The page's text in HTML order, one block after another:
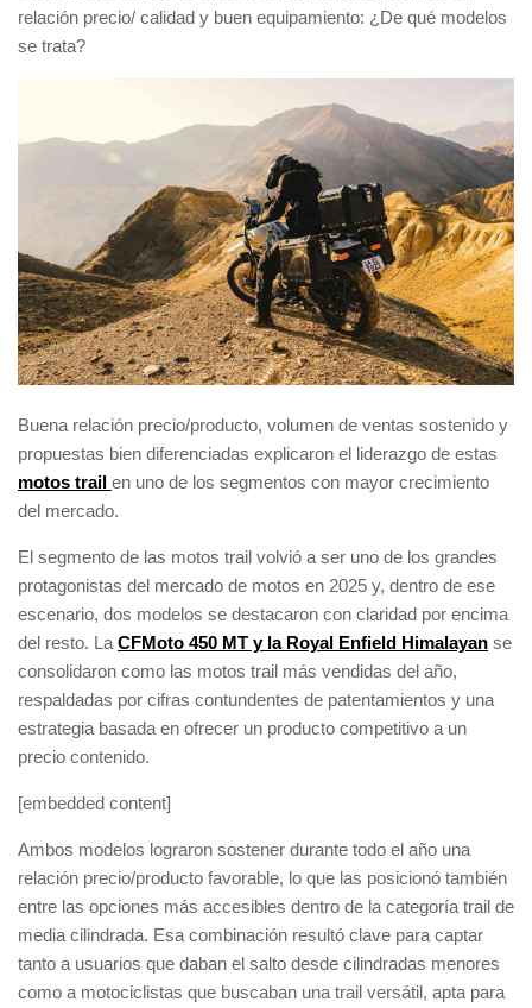
relación precio/ calidad y buen equipamiento: ¿De qué modelos
se trata?
Buena relación precio/producto, volumen de ventas sostenido y
propuestas bien diferenciadas explicaron el liderazgo de estas
motos trail en uno de los segmentos con mayor crecimiento
del mercado.
El segmento de las motos trail volvió a ser uno de los grandes
protagonistas del mercado de motos en 2025 y, dentro de ese
escenario, dos modelos se destacaron con claridad por encima
del resto. La CFMoto 450 MT y la Royal Enfield Himalayan se
consolidaron como las motos trail más vendidas del año,
respaldadas por cifras contundentes de patentamientos y una
estrategia basada en ofrecer un producto competitivo a un
precio contenido.
[embedded content]
Ambos modelos lograron sostener durante todo el año una
relación precio/producto favorable, lo que las posicionó también
entre las opciones más accesibles dentro de la categoría trail de
media cilindrada. Esa combinación resultó clave para captar
tanto a usuarios que daban el salto desde cilindradas menores
como a motociclistas que buscaban una trail versátil, apta para